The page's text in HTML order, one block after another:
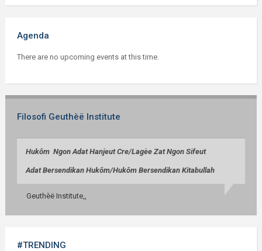
Agenda
There are no upcoming events at this time.
Filosofi Geuthèë Institute
Hukôm Ngon Adat Hanjeut Cre/Lagèe Zat Ngon Sifeut
Adat Bersendikan Hukôm/Hukôm Bersendikan Kitabullah
Geuthèë Institute,,
#TRENDING